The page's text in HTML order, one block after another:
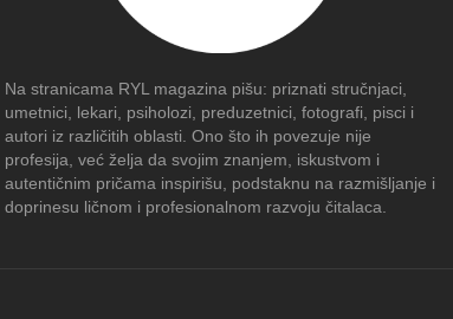
Na stranicama RYL magazina pišu: priznati stručnjaci,
umetnici, lekari, psiholozi, preduzetnici, fotografi, pisci i
autori iz različitih oblasti. Ono što ih povezuje nije
profesija, već želja da svojim znanjem, iskustvom i
autentičnim pričama inspirišu, podstaknu na razmišljanje i
doprinesu ličnom i profesionalnom razvoju čitalaca.